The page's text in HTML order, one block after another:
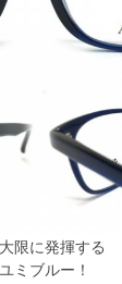
限に発揮する
ミブルー！